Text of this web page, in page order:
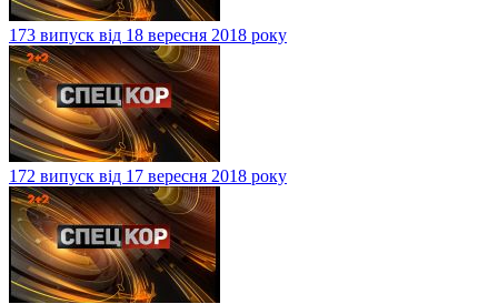
173 випуск від 18 вересня 2018 року
172 випуск від 17 вересня 2018 року